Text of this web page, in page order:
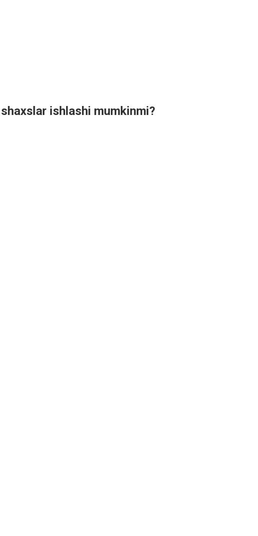
ishlashi mumkinmi?